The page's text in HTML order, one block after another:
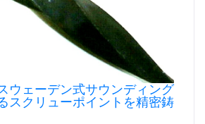
ウェーデン式サウンディング
スクリューポイントを精密鋳